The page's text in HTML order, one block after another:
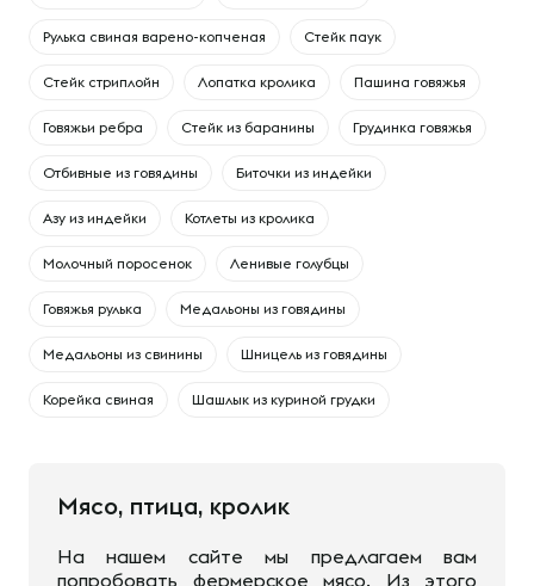
Рулька свиная варено-копченая Стейк паук
Стейк стриплойн Лопатка кролика Пашина говяжья
Говяжьи ребра Cтейк из баранины Грудинка говяжья
Отбивные из говядины Биточки из индейки
Азу из индейки Котлеты из кролика
Молочный поросенок Ленивые голубцы
Говяжья рулька Медальоны из говядины
Медальоны из свинины Шницель из говядины
Корейка свиная Шашлык из куриной грудки
Мясо, птица, кролик
На нашем сайте мы предлагаем вам
попробовать фермерское мясо. Из этого